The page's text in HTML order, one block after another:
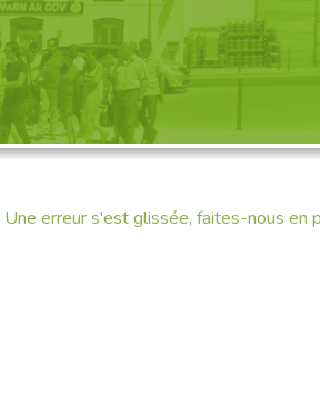
RENCONTRE
Une erreur s'est glissée, faites-nous en